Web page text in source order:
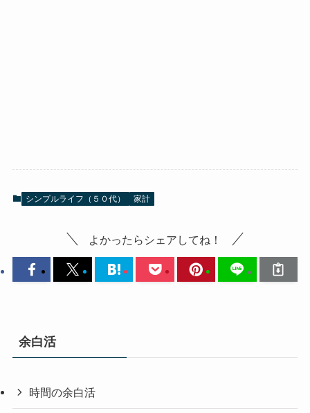
シンプルライフ（５０代） 家計
よかったらシェアしてね！
余白活
時間の余白活